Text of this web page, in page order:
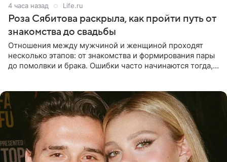
4 часа назад Life.ru
Роза Сябитова раскрыла, как пройти путь от
знакомства до свадьбы
Отношения между мужчиной и женщиной проходят
несколько этапов: от знакомства и формирования пары
до помолвки и брака. Ошибки часто начинаются тогда,